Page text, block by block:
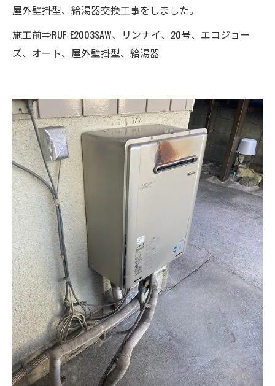
屋外壁掛型、給湯器交換工事をしました。
施工前⇒RUF-E2003SAW、リンナイ、20号、エコジョー
ズ、オート、屋外壁掛型、給湯器